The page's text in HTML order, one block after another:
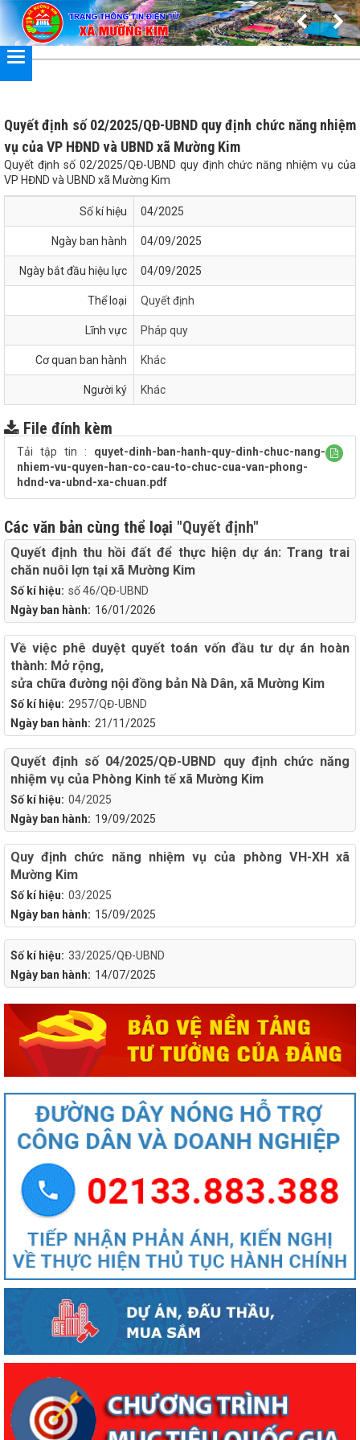
Quyết định số 02/2025/QĐ-UBND quy định chức năng nhiệm
vụ của VP HĐND và UBND xã Mường Kim
Quyết định số 02/2025/QĐ-UBND quy định chức năng nhiệm vụ của
VP HĐND và UBND xã Mường Kim
Số kí hiệu 04/2025
Ngày ban hành 04/09/2025
Ngày bắt đầu hiệu lực 04/09/2025
Thể loại Quyết định
Lĩnh vực Pháp quy
Cơ quan ban hành Khác
Người ký Khác
File đính kèm
Tải tập tin : quyet-dinh-ban-hanh-quy-dinh-chuc-nang-
nhiem-vu-quyen-han-co-cau-to-chuc-cua-van-phong-
hdnd-va-ubnd-xa-chuan.pdf
Các văn bản cùng thể loại "Quyết định"
Số kí hiệu: số 46/QĐ-UBND
Ngày ban hành: 16/01/2026
Quyết định thu hồi đất để thực hiện dự án: Trang trai
chăn nuôi lợn tại xã Mường Kim
Số kí hiệu: 2957/QĐ-UBND
Ngày ban hành: 21/11/2025
Về việc phê duyệt quyết toán vốn đầu tư dự án hoàn
thành: Mở rộng,
sửa chữa đường nội đồng bản Nà Dân, xã Mường Kim
Số kí hiệu: 04/2025
Ngày ban hành: 19/09/2025
Quyết định số 04/2025/QĐ-UBND quy định chức năng
nhiệm vụ của Phòng Kinh tế xã Mường Kim
Số kí hiệu: 03/2025
Ngày ban hành: 15/09/2025
Quy định chức năng nhiệm vụ của phòng VH-XH xã
Mường Kim
Số kí hiệu: 33/2025/QĐ-UBND
Ngày ban hành: 14/07/2025
Đã kết nối EMC